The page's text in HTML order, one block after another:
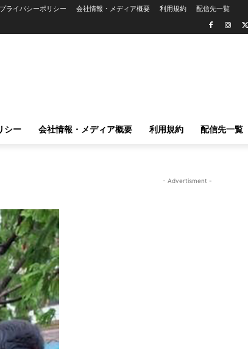
プライバシーポリシー 会社情報・メディア概要 利用規約 配信先一覧
シー 会社情報・メディア概要 利用規約 配信先一覧
- Advertisment -